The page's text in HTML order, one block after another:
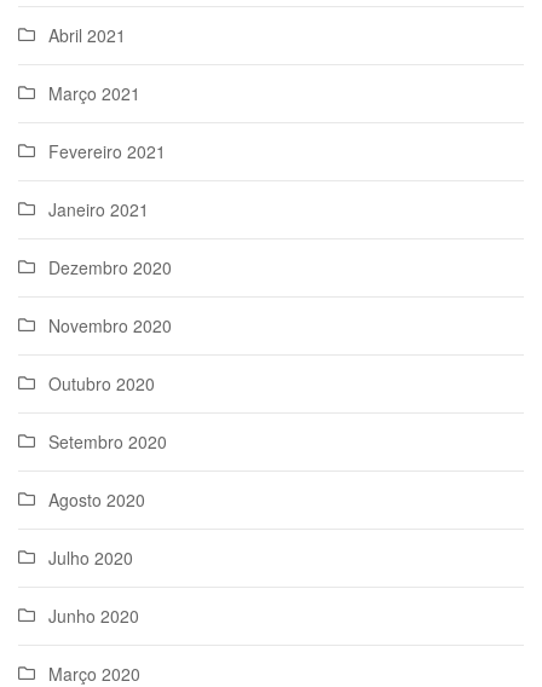
Abril 2021
Março 2021
Fevereiro 2021
Janeiro 2021
Dezembro 2020
Novembro 2020
Outubro 2020
Setembro 2020
Agosto 2020
Julho 2020
Junho 2020
Março 2020